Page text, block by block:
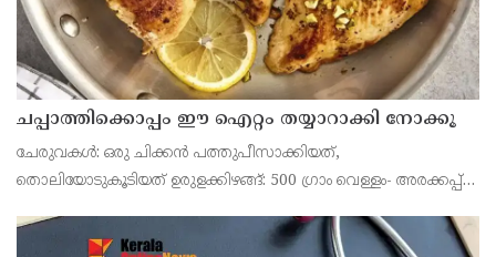
ചപ്പാത്തിക്കൊപ്പം ഈ ഐറ്റം തയ്യാറാക്കി നോക്കൂ
ചേരുവകൾ: ഒരു ചിക്കൻ പത്തുപീസാക്കിയത്,
തൊലിയോടുകൂടിയത് ഉരുളക്കിഴങ്ങ്: 500 ഗ്രാം വെള്ളം- അരക്കപ്പ്